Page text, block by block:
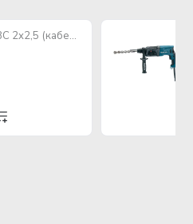
Провод ПВС 2х2,5 (кабель медный многожильный)